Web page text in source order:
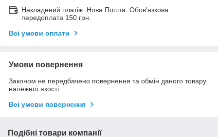
Накладений платіж. Нова Пошта. Обов'язкова
передоплата 150 грн.
Всі умови оплати
Умови повернення
Законом не передбачено повернення та обмін даного товару
належної якості
Всі умови повернення
Подібні товари компанії